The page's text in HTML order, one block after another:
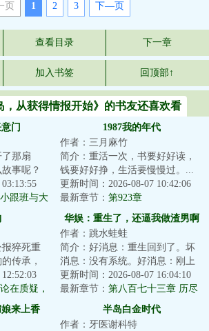
页 1 2 3 下—页
查看目录 下一章
加入书签 回顶部↑
，从获得情报开始》的书友还喜欢看
门
那扇
事呢？
会未来
跟班与大
1987我的年代
作者：三月麻竹
简介：重活一次，书要好好读，
钱要好好挣，生活要慢慢过。...
更新时间：2026-08-07 10:42:06
最新章节： 第923章
猝死重
传承，
性的事
在质疑，
华娱：重生了，还逼我做渣男啊
作者：跳水蛙蛙
简介：好消息：重生回到了。坏
消息：没有系统。好消息：刚上
高三。坏消息：统考分数。好消
息：家里挺有钱...
更新时间：2026-08-07 16:04:10
最新章节： 第八百七十三章 历尽
艰辛，志在星辰
来上香
半岛白金时代
作者：牙医谢科特